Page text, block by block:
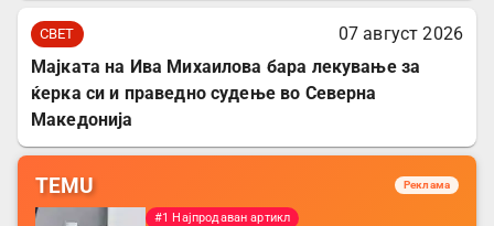
СВЕТ
07 август 2026
Мајката на Ива Михаилова бара лекување за
ќерка си и праведно судење во Северна
Македонија
TEMU Реклама
#1 Најпродаван артикл